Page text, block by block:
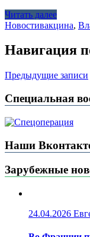
Читать далее
Новостивакцина,
Навигация
Предыдущие записи
Специальная
Наши
Зарубежные
24.04.2026